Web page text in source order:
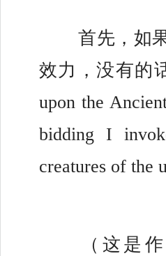
	首先，如果有铃的话，让它响三次（为了提高
效力，没有的
upon the
bidding I
creatures of the